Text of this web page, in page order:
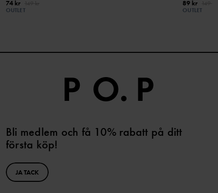
74 kr
OUTLET
89 kr
OUTLET
Bli medlem och få 10% rabatt på ditt
första köp!
JA TACK